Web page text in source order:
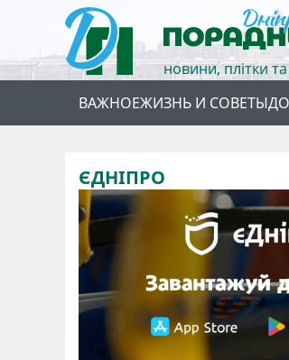
новини, плітки
ВАЖНОЕЖИЗНЬ И СОВЕТЫ
ЄДНІПРО